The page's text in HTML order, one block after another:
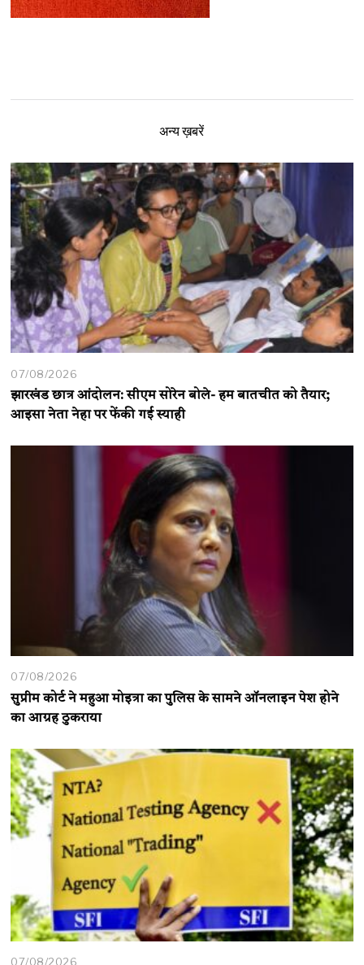
अन्य ख़बरें
07/08/2026
झारखंड छात्र आंदोलन: सीएम सोरेन बोले- हम बातचीत को तैयार;
आइसा नेता नेहा पर फेंकी गई स्याही
07/08/2026
सुप्रीम कोर्ट ने महुआ मोइत्रा का पुलिस के सामने ऑनलाइन पेश होने
का आग्रह ठुकराया
07/08/2026